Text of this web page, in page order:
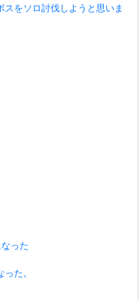
をソロ討伐しようと思いま
った
た。